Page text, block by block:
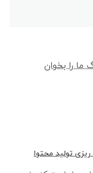
ما را بخوان
ریزی تولید محتوا